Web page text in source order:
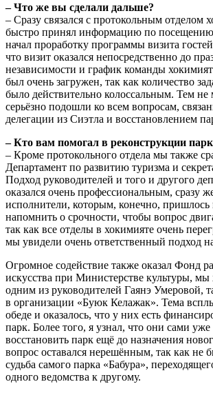
– Что же вы сделали дальше?
– Сразу связался с протокольным отделом
быстро принял информацию по посещению
начал проработку программы визита
что визит оказался непосредственно до
независимости и график команды
был очень загружен, так как количество
было действительно колоссальным. Тем не
серьёзно подошли ко всем вопросам,
делегации из Сиэтла и восстановлением
– Кто вам помогал в реконструкции
– Кроме протокольного отдела мы также
Департамент по развитию туризма и
Подход руководителей и того и другого
оказался очень профессиональным, сразу
исполнители, которым, конечно, пришлось
напомнить о срочности, чтобы вопрос
так как все отделы в хокимияте очень
мы увидели очень ответственный подход
Огромное содействие также оказал Фонд
искусства при Министерстве культуры,
одним из руководителей Гаянэ Умеровой,
в организации «Буюк Келажак». Тема
обеде и оказалось, что у них есть
парк. Более того, я узнал, что они сами
восстановить парк ещё до назначения
вопрос оставался нерешённым, так как не
судьба самого парка «Бабура»,
одного ведомства к другому.